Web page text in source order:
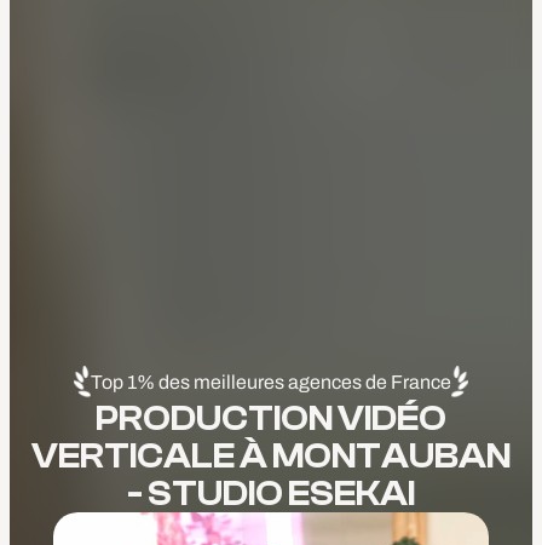
Top 1% des meilleures agences de France
PRODUCTION VIDÉO
VERTICALE À MONTAUBAN
- STUDIO ESEKAI